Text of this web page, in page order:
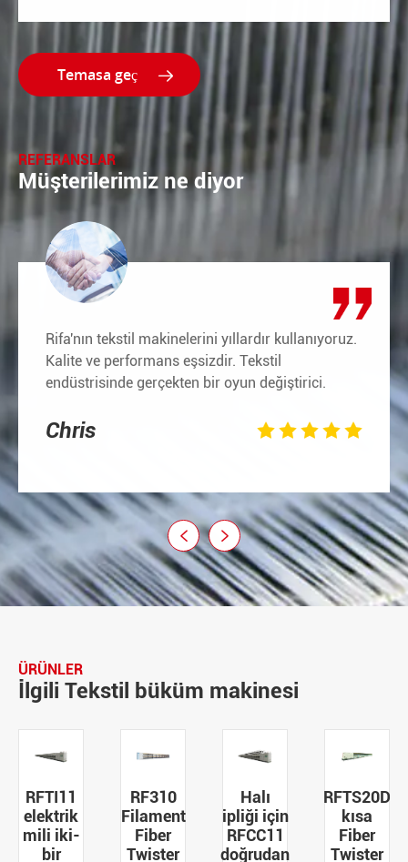

REFERANSLAR
Müşterilerimiz ne diyor
Rifa'nın tekstil makinelerini yıllardır kullanıyoruz.
Kalite ve performans eşsizdir. Tekstil
endüstrisinde gerçekten bir oyun değiştirici.
Chris 
 
ÜRÜNLER
İlgili Tekstil büküm makinesi
RF310
Filament
Fiber
ipliği için
RFCC11
doğrudan
RFTS20D
kısa
Fiber
Twister